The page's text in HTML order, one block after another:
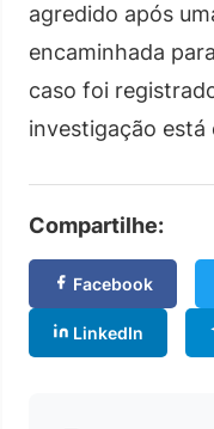
agredido após
encaminhada
caso foi
investigação está
Compartilhe:
Facebook
LinkedIn